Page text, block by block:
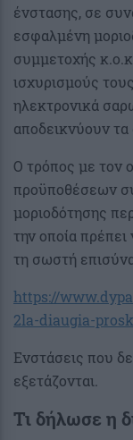
ένστασης, σε
εσφαλμένη
συμμετοχής
ισχυρισμούς
ηλεκτρονικά
αποδεικνύουν
Ο τρόπος με τον
προϋποθέσεων
μοριοδότησης
την οποία πρέπει
τη σωστή
https://
2la-diaugia-
Ενστάσεις που
εξετάζονται.
Τι δήλωσε η